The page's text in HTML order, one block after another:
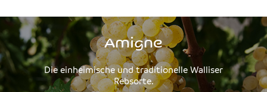
Amigne
Die einheimische und traditionelle Walliser
Rebsorte.